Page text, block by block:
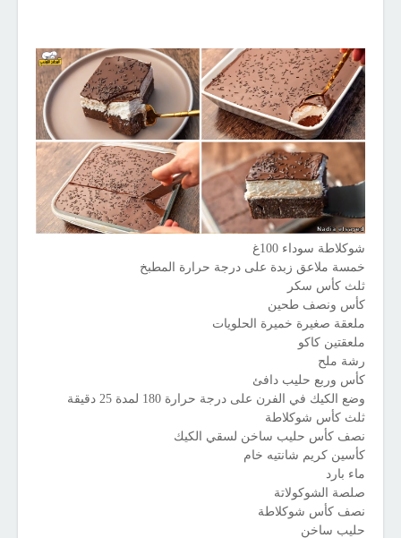
شوكلاطة سوداء 100غ
خمسة ملاعق زبدة على درجة حرارة المطبخ
ثلث كأس سكر
كأس ونصف طحين
ملعقة صغيرة خميرة الحلويات
ملعقتين كاكو
رشة ملح
كأس وربع حليب دافئ
وضع الكيك في الفرن على درجة حرارة 180 لمدة 25 دقيقة
ثلث كأس شوكلاطة
نصف كأس حليب ساخن لسقي الكيك
كأسين كريم شانتيه خام
ماء بارد
صلصة الشوكولاتة
نصف كأس شوكلاطة
حليب ساخن